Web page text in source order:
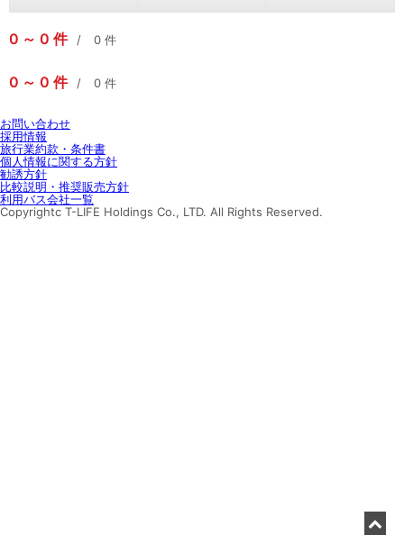
0 0 件 0 件
0 0 件 0 件
お問い合わせ
採用情報
旅行業約款・条件書
個人情報に関する方針
勧誘方針
比較説明・推奨販売方針
利用バス会社一覧
Copyrightc T-LIFE Holdings Co., LTD. All Rights Reserved.